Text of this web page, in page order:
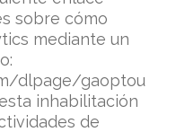
sobre cómo
mediante un
dlpage/gaoptou
inhabilitación
de